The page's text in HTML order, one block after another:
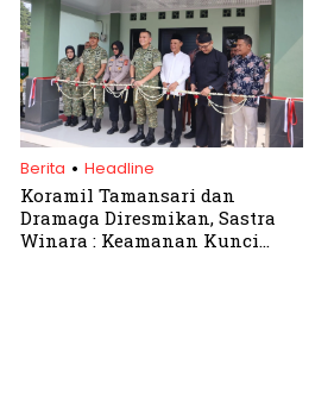
Berita . Headline
Koramil Tamansari dan
Dramaga Diresmikan, Sastra
Winara : Keamanan Kunci